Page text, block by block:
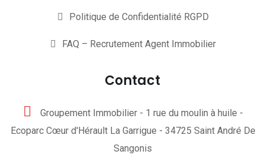
Politique de Confidentialité RGPD
FAQ – Recrutement Agent Immobilier
Contact
Groupement Immobilier - 1 rue du moulin à huile -
Ecoparc Cœur d'Hérault La Garrigue - 34725 Saint André De
Sangonis